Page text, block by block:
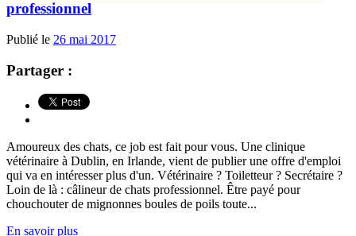
professionnel
Publié le 26 mai 2017
Partager :
Amoureux des chats, ce job est fait pour vous. Une clinique
vétérinaire à Dublin, en Irlande, vient de publier une offre d'emploi
qui va en intéresser plus d'un. Vétérinaire ? Toiletteur ? Secrétaire ?
Loin de là : câlineur de chats professionnel. Être payé pour
chouchouter de mignonnes boules de poils toute...
En savoir plus